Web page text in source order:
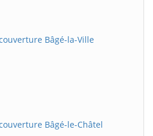
Bâgé-la-Ville
Bâgé-le-Châtel